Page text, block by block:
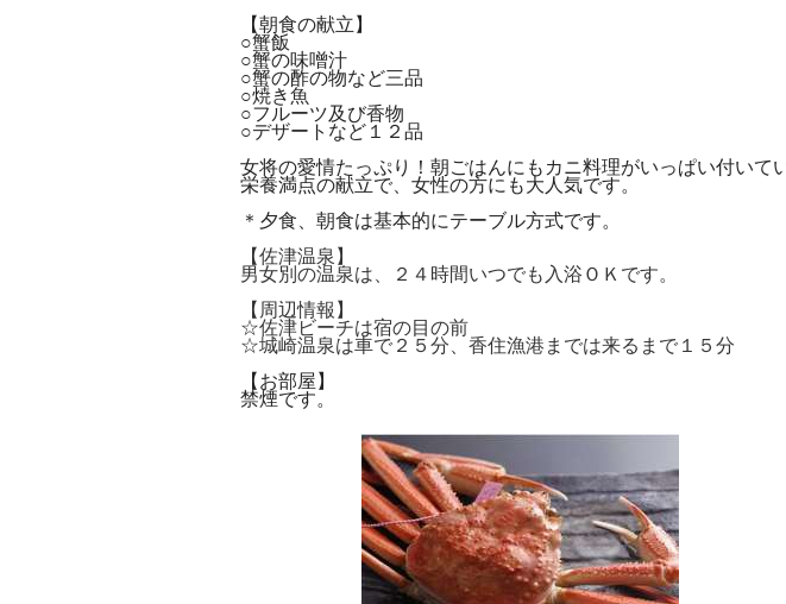
【朝食の献立】
○蟹飯
○蟹の味噌汁
○蟹の酢の物など三品
○焼き魚
○フルーツ及び香物
○デザートなど１２品
女将の愛情たっぷり！朝ごはんにもカニ料理がいっぱい付いて
栄養満点の献立で、女性の方にも大人気です。
＊夕食、朝食は基本的にテーブル方式です。
【佐津温泉】
男女別の温泉は、２４時間いつでも入浴ＯＫです。
【周辺情報】
☆佐津ビーチは宿の目の前
☆城崎温泉は車で２５分、香住漁港までは来るまで１５分
【お部屋】
​禁煙です。